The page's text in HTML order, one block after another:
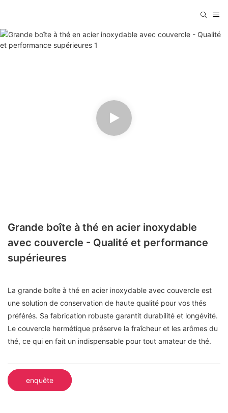
Grande boîte à thé en acier inoxydable
avec couvercle - Qualité et performance
supérieures
La grande boîte à thé en acier inoxydable avec couvercle est
une solution de conservation de haute qualité pour vos thés
préférés. Sa fabrication robuste garantit durabilité et longévité.
Le couvercle hermétique préserve la fraîcheur et les arômes du
thé, ce qui en fait un indispensable pour tout amateur de thé.
enquête